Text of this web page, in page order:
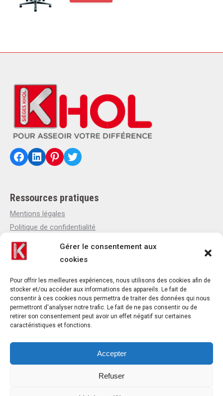
Gérer le consentement aux
cookies
Pour offrir les meilleures expériences, nous utilisons des cookies afin de
stocker et/ou accéder aux informations des appareils. Le fait de
consentir à ces cookies nous permettra de traiter des données qui nous
permettront d'analyser notre trafic. Le fait de ne pas consentir ou de
retirer son consentement peut avoir un effet négatif sur certaines
caractéristiques et fonctions.
Accepter
Refuser
Facebook LinkedIn Pinterest Twitter
Ressources pratiques
Mentions légales
Politique de confidentialité
Politique de cookies
Qui sommes-nous
Contact
Contact
28 Avenue Maréchal de Lattre de Tassigny